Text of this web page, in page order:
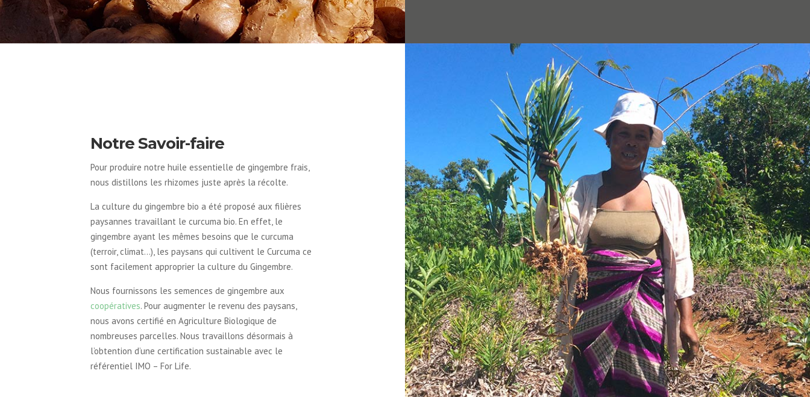
Notre Savoir-faire
Pour produire notre huile essentielle de gingembre frais,
nous distillons les rhizomes juste après la récolte.
La culture du gingembre bio a été proposé aux filières
paysannes travaillant le curcuma bio. En effet, le
gingembre ayant les mêmes besoins que le curcuma
(terroir, climat…), les paysans qui cultivent le Curcuma ce
sont facilement approprier la culture du Gingembre.
Nous fournissons les semences de gingembre aux
coopératives. Pour augmenter le revenu des paysans,
nous avons certifié en Agriculture Biologique de
nombreuses parcelles. Nous travaillons désormais à
l’obtention d’une certification sustainable avec le
référentiel IMO – For Life.